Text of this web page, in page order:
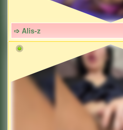
➩ Alis-z